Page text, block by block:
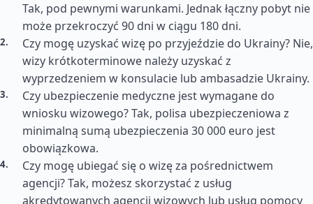
Tak, pod pewnymi warunkami. Jednak łączny pobyt nie
może przekroczyć 90 dni w ciągu 180 dni.
Czy mogę uzyskać wizę po przyjeździe do Ukrainy? Nie,
wizy krótkoterminowe należy uzyskać z
wyprzedzeniem w konsulacie lub ambasadzie Ukrainy.
Czy ubezpieczenie medyczne jest wymagane do
wniosku wizowego? Tak, polisa ubezpieczeniowa z
minimalną sumą ubezpieczenia 30 000 euro jest
obowiązkowa.
Czy mogę ubiegać się o wizę za pośrednictwem
agencji? Tak, możesz skorzystać z usług
akredytowanych agencji wizowych lub usług pomocy